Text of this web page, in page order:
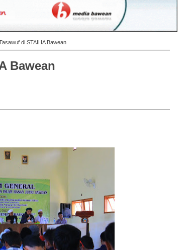
di STAIHA Bawean
Bawean